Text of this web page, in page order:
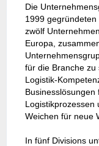
Die
1999
zwölf
Europa,
für die Branche
Logistik-
Businesslösungen
Logistikprozessen
Weichen für neue
In fünf Divisions